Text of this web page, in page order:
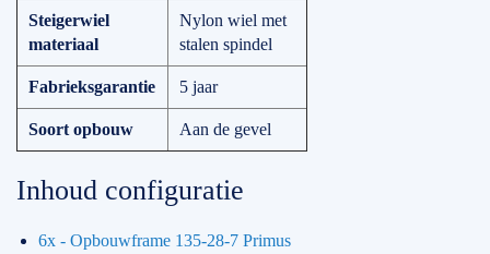
Steigerwiel
materiaal
Nylon wiel met
stalen spindel
Fabrieksgarantie 5 jaar
Soort opbouw Aan de gevel
Inhoud configuratie
6x - Opbouwframe 135-28-7 Primus